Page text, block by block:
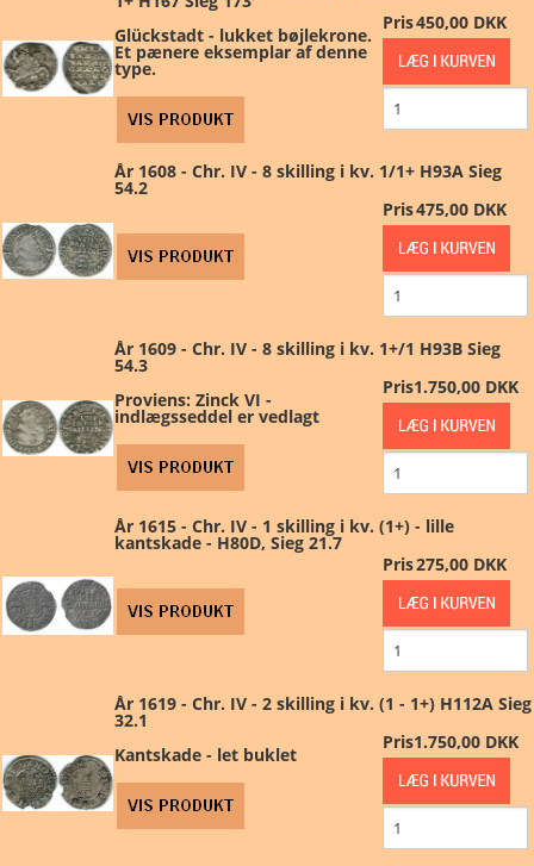
Glückstadt - lukket bøjlekrone.
Et pænere eksemplar af denne
type.
Pris450,00 DKK
År 1608 - Chr. IV - 8 skilling i kv. 1/1+ H93A Sieg
54.2
Pris475,00 DKK
År 1609 - Chr. IV - 8 skilling i kv. 1+/1 H93B Sieg
54.3
Proviens: Zinck VI -
indlægsseddel er vedlagt
Pris1.750,00 DKK
År 1615 - Chr. IV - 1 skilling i kv. (1+) - lille
kantskade - H80D, Sieg 21.7
Pris275,00 DKK
År 1619 - Chr. IV - 2 skilling i kv. (1 - 1+) H112A Sieg
32.1
Kantskade - let buklet
Pris1.750,00 DKK